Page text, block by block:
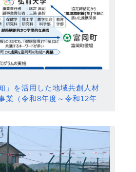
」を活用した地域共創人材
業（令和8年度～令和12年